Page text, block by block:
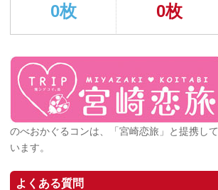
0枚 0枚
のべおかぐるコンは、「宮崎恋旅」と提携して
います。
よくある質問